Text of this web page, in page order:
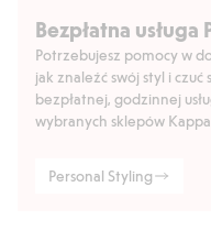
Bezpłatna
Potrzebujesz pomocy w
jak znaleźć swój styl i
bezpłatnej, godzinnej
wybranych sklepów
Personal Styling